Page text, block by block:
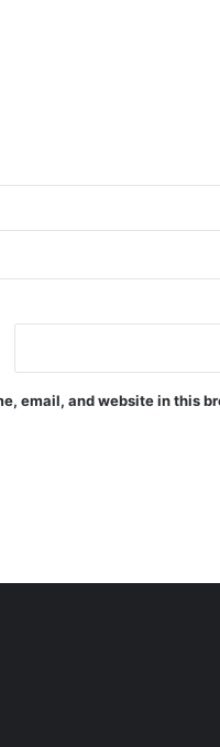
email, and website in this